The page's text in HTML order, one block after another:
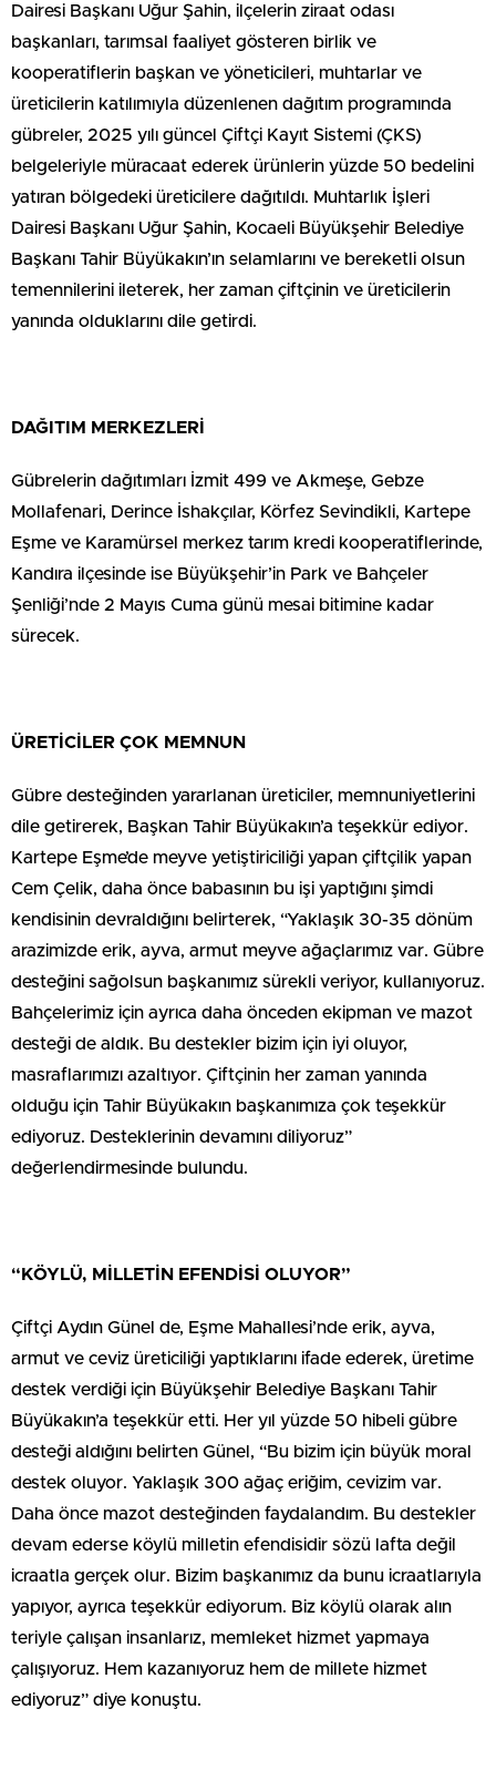
Dairesi Başkanı Uğur Şahin, ilçelerin ziraat odası
başkanları, tarımsal faaliyet gösteren birlik ve
kooperatiflerin başkan ve yöneticileri, muhtarlar ve
üreticilerin katılımıyla düzenlenen dağıtım programında
gübreler, 2025 yılı güncel Çiftçi Kayıt Sistemi (ÇKS)
belgeleriyle müracaat ederek ürünlerin yüzde 50 bedelini
yatıran bölgedeki üreticilere dağıtıldı. Muhtarlık İşleri
Dairesi Başkanı Uğur Şahin, Kocaeli Büyükşehir Belediye
Başkanı Tahir Büyükakın’ın selamlarını ve bereketli olsun
temennilerini ileterek, her zaman çiftçinin ve üreticilerin
yanında olduklarını dile getirdi.
DAĞITIM MERKEZLERİ
Gübrelerin dağıtımları İzmit 499 ve Akmeşe, Gebze
Mollafenari, Derince İshakçılar, Körfez Sevindikli, Kartepe
Eşme ve Karamürsel merkez tarım kredi kooperatiflerinde,
Kandıra ilçesinde ise Büyükşehir’in Park ve Bahçeler
Şenliği’nde 2 Mayıs Cuma günü mesai bitimine kadar
sürecek.
ÜRETİCİLER ÇOK MEMNUN
Gübre desteğinden yararlanan üreticiler, memnuniyetlerini
dile getirerek, Başkan Tahir Büyükakın’a teşekkür ediyor.
Kartepe Eşme’de meyve yetiştiriciliği yapan çiftçilik yapan
Cem Çelik, daha önce babasının bu işi yaptığını şimdi
kendisinin devraldığını belirterek, “Yaklaşık 30-35 dönüm
arazimizde erik, ayva, armut meyve ağaçlarımız var. Gübre
desteğini sağolsun başkanımız sürekli veriyor, kullanıyoruz.
Bahçelerimiz için ayrıca daha önceden ekipman ve mazot
desteği de aldık. Bu destekler bizim için iyi oluyor,
masraflarımızı azaltıyor. Çiftçinin her zaman yanında
olduğu için Tahir Büyükakın başkanımıza çok teşekkür
ediyoruz. Desteklerinin devamını diliyoruz”
değerlendirmesinde bulundu.
“KÖYLÜ, MİLLETİN EFENDİSİ OLUYOR”
Çiftçi Aydın Günel de, Eşme Mahallesi’nde erik, ayva,
armut ve ceviz üreticiliği yaptıklarını ifade ederek, üretime
destek verdiği için Büyükşehir Belediye Başkanı Tahir
Büyükakın’a teşekkür etti. Her yıl yüzde 50 hibeli gübre
desteği aldığını belirten Günel, “Bu bizim için büyük moral
destek oluyor. Yaklaşık 300 ağaç eriğim, cevizim var.
Daha önce mazot desteğinden faydalandım. Bu destekler
devam ederse köylü milletin efendisidir sözü lafta değil
icraatla gerçek olur. Bizim başkanımız da bunu icraatlarıyla
yapıyor, ayrıca teşekkür ediyorum. Biz köylü olarak alın
teriyle çalışan insanlarız, memleket hizmet yapmaya
çalışıyoruz. Hem kazanıyoruz hem de millete hizmet
ediyoruz” diye konuştu.